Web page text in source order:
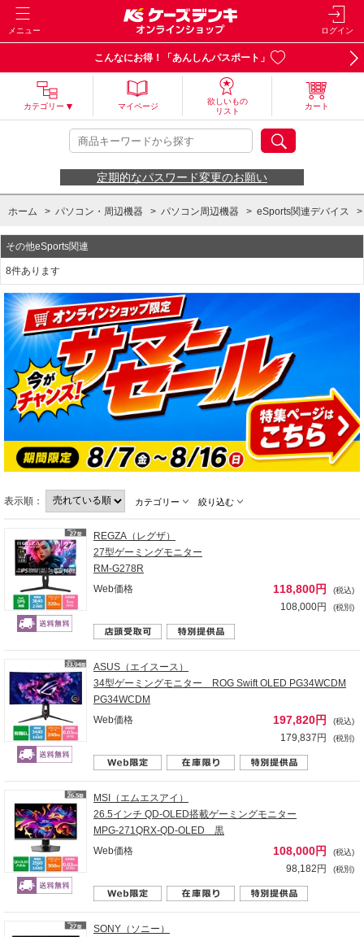
メニュー ログイン
こんなにお得！「あんしんパスポート」
カテゴリー マイページ
欲しいもの
リスト
カート
定期的なパスワード変更のお願い
ホーム > パソコン・周辺機器 > パソコン周辺機器 > eSports関連デバイス >
その他eSports関連
8件あります
表示順： カテゴリー 絞り込む
REGZA（レグザ）
27型ゲーミングモニター
RM-G278R
Web価格
118,800円 (税込)
108,000円 (税別)
ASUS（エイスース）
34型ゲーミングモニター ROG Swift OLED PG34WCDM
PG34WCDM
Web価格
197,820円 (税込)
179,837円 (税別)
MSI（エムエスアイ）
26.5インチ QD-OLED搭載ゲーミングモニター
MPG-271QRX-QD-OLED 黒
Web価格
108,000円 (税込)
98,182円 (税別)
SONY（ソニー）